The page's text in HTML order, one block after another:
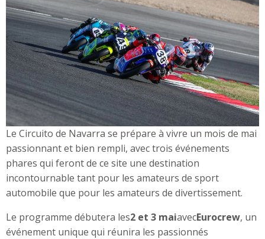
Le Circuito de Navarra se prépare à vivre un mois de mai
passionnant et bien rempli, avec trois événements
phares qui feront de ce site une destination
incontournable tant pour les amateurs de sport
automobile que pour les amateurs de divertissement.
Le programme débutera les2 et 3 maiavecEurocrew, un
événement unique qui réunira les passionnés